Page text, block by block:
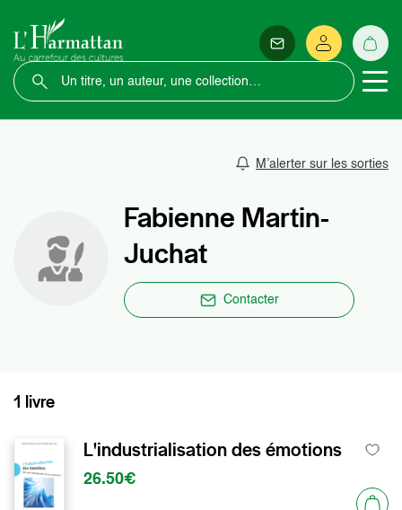
M’alerter sur les sorties
Fabienne Martin-
Juchat
Contacter
1 livre
L'industrialisation des émotions
26.50€